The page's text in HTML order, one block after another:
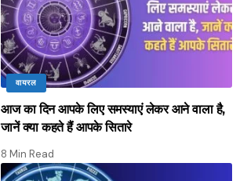
वायरल
आज का दिन आपके लिए समस्याएं लेकर आने वाला है,
जानें क्या कहते हैं आपके सितारे
8 Min Read